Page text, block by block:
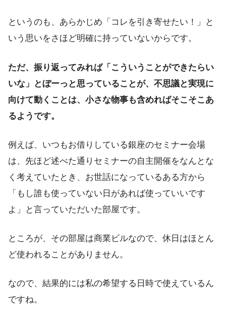
というのも、あらかじめ「コレを引き寄せたい！」と
いう思いをさほど明確に持っていないからです。
ただ、振り返ってみれば「こういうことができたらい
いな」とぼーっと思っていることが、不思議と実現に
向けて動くことは、小さな物事も含めればそこそこあ
るようです。
例えば、いつもお借りしている銀座のセミナー会場
は、先ほど述べた通りセミナーの自主開催をなんとな
く考えていたとき、お世話になっているある方から
「もし誰も使っていない日があれば使っていいです
よ」と言っていただいた部屋です。
ところが、その部屋は商業ビルなので、休日はほとん
ど使われることがありません。
なので、結果的には私の希望する日時で使えているん
ですね。